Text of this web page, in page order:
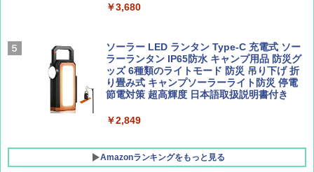
収納 コンパクト 簡単設営 カンガルーテント
ソロキャンプ ソロテント
￥20,718
￥3,680
ソーラー LED ランタン Type-C 充電式 ソー
ラーランタン IP65防水 キャンプ用品 防災グ
ッズ 6種類のライトモード 防災 吊り下げ 折
り畳み式 キャンプソーラーライト防災 停電
節電対策 超高輝度 日本語取扱説明書付き
￥2,849
Amazonランキングをもっと見る